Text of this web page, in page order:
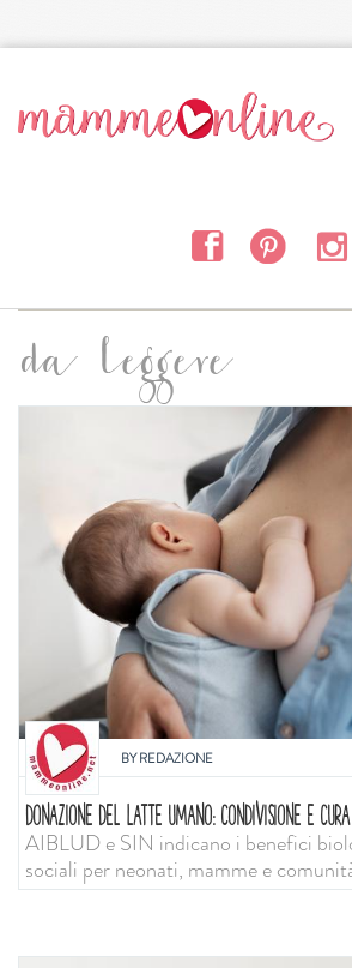
da leggere
BYREDAZIONE
DONAZIONE DEL LATTE UMANO: CONDIVISIONE E
AIBLUD e SIN indicano i benefici
sociali per neonati, mamme e